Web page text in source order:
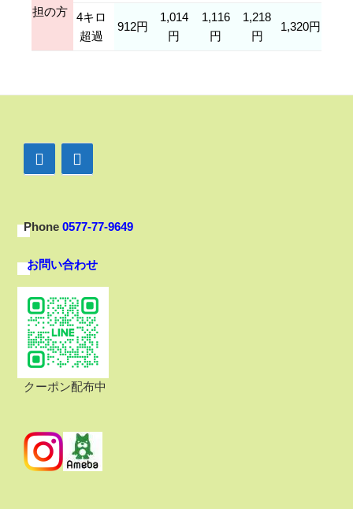
担の方
4キロ
超過
912円
1,014
円
1,116
円
1,218
円
1,320円
Phone 0577-77-9649
お問い合わせ
クーポン配布中